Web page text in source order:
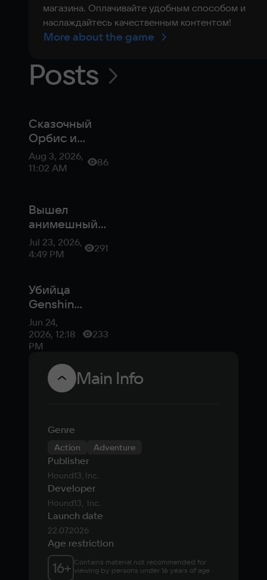
магазина. Оплачивайте удобным способом и
наслаждайтесь качественным контентом!
More about the game
Posts
Сказочный
Орбис и
комбо-
связки: чем
Awakening
Aug 3, 2026,
11:02 AM
86
Вышел
анимешный
ролевой
экшен на
DragonSword:
Awakening
Jul 23, 2026,
4:49 PM
291
Убийца
Genshin
Impact на
Unreal Engine
5? Обзор
демо
DragonSword
Jun 24,
2026, 12:18
PM
233
Main Info
Genre
Action Adventure
Publisher
Hound13, Inc.
Developer
Hound13,  Inc.
Launch date
22.07.2026
Age restriction
16+ Contains material not recommended for
viewing by persons under 16 years of age